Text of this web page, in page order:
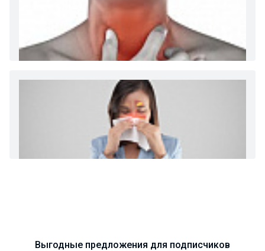
Диета 7 стол при заболеваниях почек (острый и
Ларингит: все о ларингите и его лечении. Как
спасти свой голос.
Выгодные предложения для подписчиков